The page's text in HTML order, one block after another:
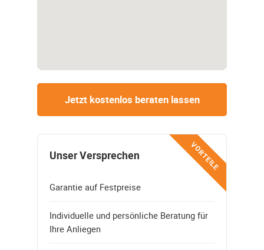
Jetzt kostenlos beraten lassen
VORTEILE
Unser Versprechen
Garantie auf Festpreise
Individuelle und persönliche Beratung für
Ihre Anliegen